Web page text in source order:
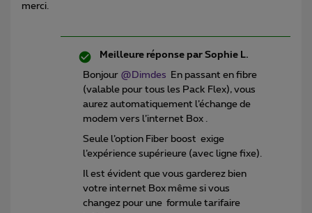
merci.
Meilleure réponse par Sophie L.
Bonjour @Dimdes En passant en fibre
(valable pour tous les Pack Flex), vous
aurez automatiquement l’échange de
modem vers l’internet Box .
Seule l’option Fiber boost exige
l’expérience supérieure (avec ligne fixe).
Il est évident que vous garderez bien
votre internet Box même si vous
changez pour une formule tarifaire